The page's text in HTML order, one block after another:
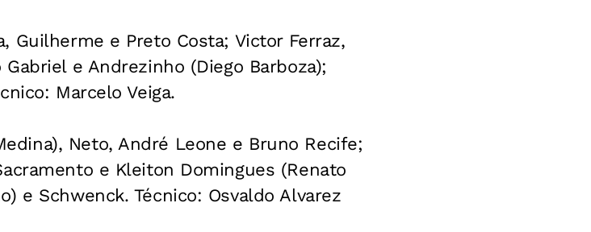
Guilherme e Preto Costa; Victor Ferraz,
e Andrezinho (Diego Barboza);
Marcelo Veiga.
Neto, André Leone e Bruno Recife;
e Kleiton Domingues (Renato
e Schwenck. Técnico: Osvaldo Alvarez